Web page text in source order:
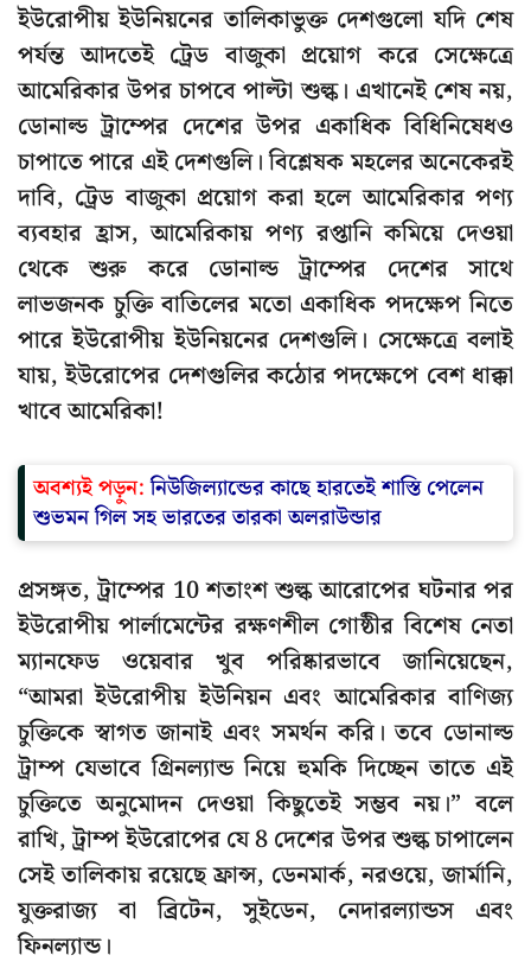
ইউরোপীয় ইউনিয়নের তালিকাভুক্ত দেশগুলো যদি শেষ
পর্যন্ত আদতেই ট্রেড বাজুকা প্রয়োগ করে সেক্ষেত্রে
আমেরিকার উপর চাপবে পাল্টা শুল্ক। এখানেই শেষ নয়,
ডোনাল্ড ট্রাম্পের দেশের উপর একাধিক বিধিনিষেধও
চাপাতে পারে এই দেশগুলি। বিশ্লেষক মহলের অনেকেরই
দাবি, ট্রেড বাজুকা প্রয়োগ করা হলে আমেরিকার পণ্য
ব্যবহার হ্রাস, আমেরিকায় পণ্য রপ্তানি কমিয়ে দেওয়া
থেকে শুরু করে ডোনাল্ড ট্রাম্পের দেশের সাথে
লাভজনক চুক্তি বাতিলের মতো একাধিক পদক্ষেপ নিতে
পারে ইউরোপীয় ইউনিয়নের দেশগুলি। সেক্ষেত্রে বলাই
যায়, ইউরোপের দেশগুলির কঠোর পদক্ষেপে বেশ ধাক্কা
খাবে আমেরিকা!
অবশ্যই পড়ুন: নিউজিল্যান্ডের কাছে হারতেই শাস্তি পেলেন
শুভমন গিল সহ ভারতের তারকা অলরাউন্ডার
প্রসঙ্গত, ট্রাম্পের 10 শতাংশ শুল্ক আরোপের ঘটনার পর
ইউরোপীয় পার্লামেন্টের রক্ষণশীল গোষ্ঠীর বিশেষ নেতা
ম্যানফেড ওয়েবার খুব পরিষ্কারভাবে জানিয়েছেন,
“আমরা ইউরোপীয় ইউনিয়ন এবং আমেরিকার বাণিজ্য
চুক্তিকে স্বাগত জানাই এবং সমর্থন করি। তবে ডোনাল্ড
ট্রাম্প যেভাবে গ্রিনল্যান্ড নিয়ে হুমকি দিচ্ছেন তাতে এই
চুক্তিতে অনুমোদন দেওয়া কিছুতেই সম্ভব নয়।” বলে
রাখি, ট্রাম্প ইউরোপের যে 8 দেশের উপর শুল্ক চাপালেন
সেই তালিকায় রয়েছে ফ্রান্স, ডেনমার্ক, নরওয়ে, জার্মানি,
যুক্তরাজ্য বা ব্রিটেন, সুইডেন, নেদারল্যান্ডস এবং
ফিনল্যান্ড।